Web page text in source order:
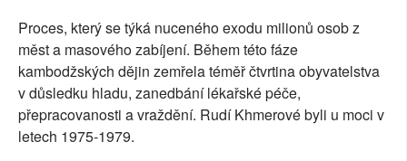
Proces, který se týká nuceného exodu milionů osob z
měst a masového zabíjení. Během této fáze
kambodžských dějin zemřela téměř čtvrtina obyvatelstva
v důsledku hladu, zanedbání lékařské péče,
přepracovanosti a vraždění. Rudí Khmerové byli u moci v
letech 1975-1979.